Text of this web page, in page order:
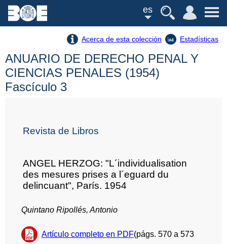
es
Acerca de esta colección Estadísticas
ANUARIO DE DERECHO PENAL Y
CIENCIAS PENALES (1954)
Fascículo 3
Revista de Libros
ANGEL HERZOG: "L´individualisation
des mesures prises a l´eguard du
delincuant", París. 1954
Quintano Ripollés, Antonio
Artículo completo en PDF(págs. 570 a 573